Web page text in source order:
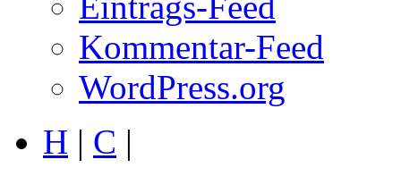
Kommentar-Feed
WordPress.org
H | C |